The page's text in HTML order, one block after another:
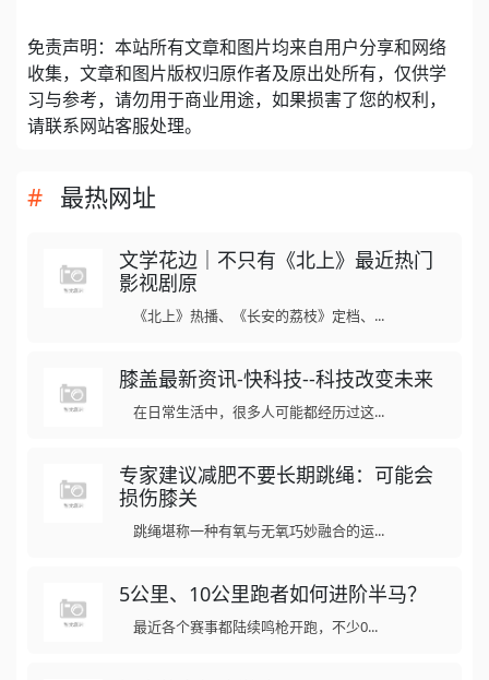
免责声明：本站所有文章和图片均来自用户分享和网络
收集，文章和图片版权归原作者及原出处所有，仅供学
习与参考，请勿用于商业用途，如果损害了您的权利，
请联系网站客服处理。
最热网址
文学花边｜不只有《北上》最近热门
影视剧原
《北上》热播、《长安的荔枝》定档、...
膝盖最新资讯-快科技--科技改变未来
在日常生活中，很多人可能都经历过这...
专家建议减肥不要长期跳绳：可能会
损伤膝关
跳绳堪称一种有氧与无氧巧妙融合的运...
5公里、10公里跑者如何进阶半马？
最近各个赛事都陆续鸣枪开跑，不少0...